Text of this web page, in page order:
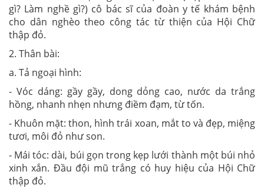
gì? Làm nghề gì?) cô bác sĩ của đoàn y tế khám bệnh
cho dân nghèo theo công tác từ thiện của Hội Chữ
thập đỏ.
2. Thân bài:
a. Tả ngoại hình:
- Vóc dáng: gầy gầy, dong dỏng cao, nước da trắng
hồng, nhanh nhẹn nhưng điềm đạm, từ tốn.
- Khuôn mặt: thon, hình trái xoan, mắt to và đẹp, miệng
tươi, môi đỏ như son.
- Mái tóc: dài, búi gọn trong kẹp lưới thành một búi nhỏ
xinh xắn. Đầu đội mũ trắng có huy hiệu của Hội Chữ
thập đỏ.